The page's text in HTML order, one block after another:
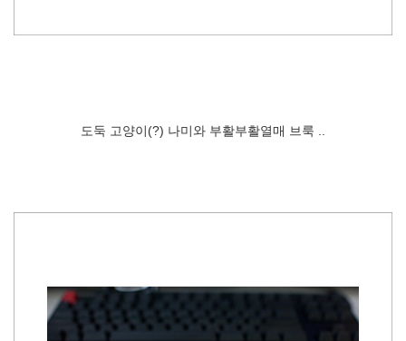
도둑 고양이(?) 나미와 부활부활열매 브룩 ..